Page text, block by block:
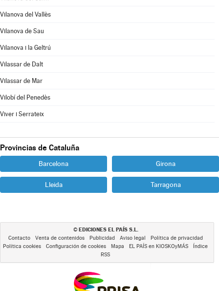
Vilanova del Vallès
Vilanova de Sau
Vilanova i la Geltrú
Vilassar de Dalt
Vilassar de Mar
Vilobí del Penedès
Viver i Serrateix
Provincias de Cataluña
Barcelona Girona
Lleida Tarragona
© EDICIONES EL PAÍS S.L.
Contacto Venta de contenidos Publicidad Aviso legal
Política de privacidad
Política cookies
Configuración de cookies Mapa EL PAÍS en KIOSKOyMÁS
Índice
RSS